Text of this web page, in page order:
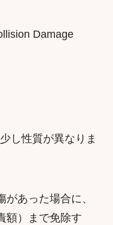
Damage
し性質が異なりま
あった場合に、
額）まで免除す